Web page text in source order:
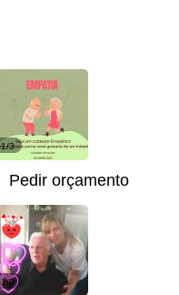
1/3
Pedir orçamento
1/9